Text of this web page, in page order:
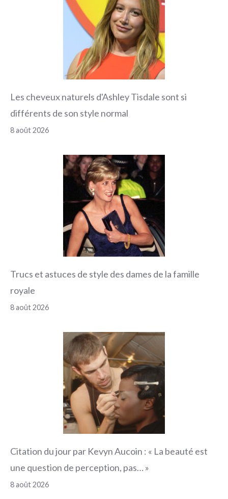
Les cheveux naturels d'Ashley Tisdale sont si
différents de son style normal
8 août 2026
Trucs et astuces de style des dames de la famille
royale
8 août 2026
Citation du jour par Kevyn Aucoin : « La beauté est
une question de perception, pas… »
8 août 2026